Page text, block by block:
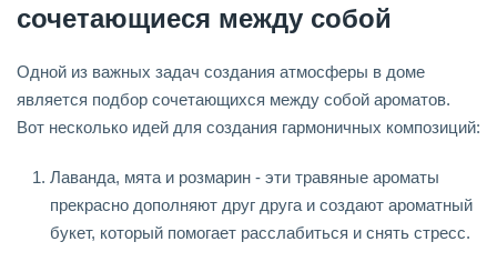
сочетающиеся между собой
Одной из важных задач создания атмосферы в доме
является подбор сочетающихся между собой ароматов.
Вот несколько идей для создания гармоничных композиций:
Лаванда, мята и розмарин - эти травяные ароматы
прекрасно дополняют друг друга и создают ароматный
букет, который помогает расслабиться и снять стресс.